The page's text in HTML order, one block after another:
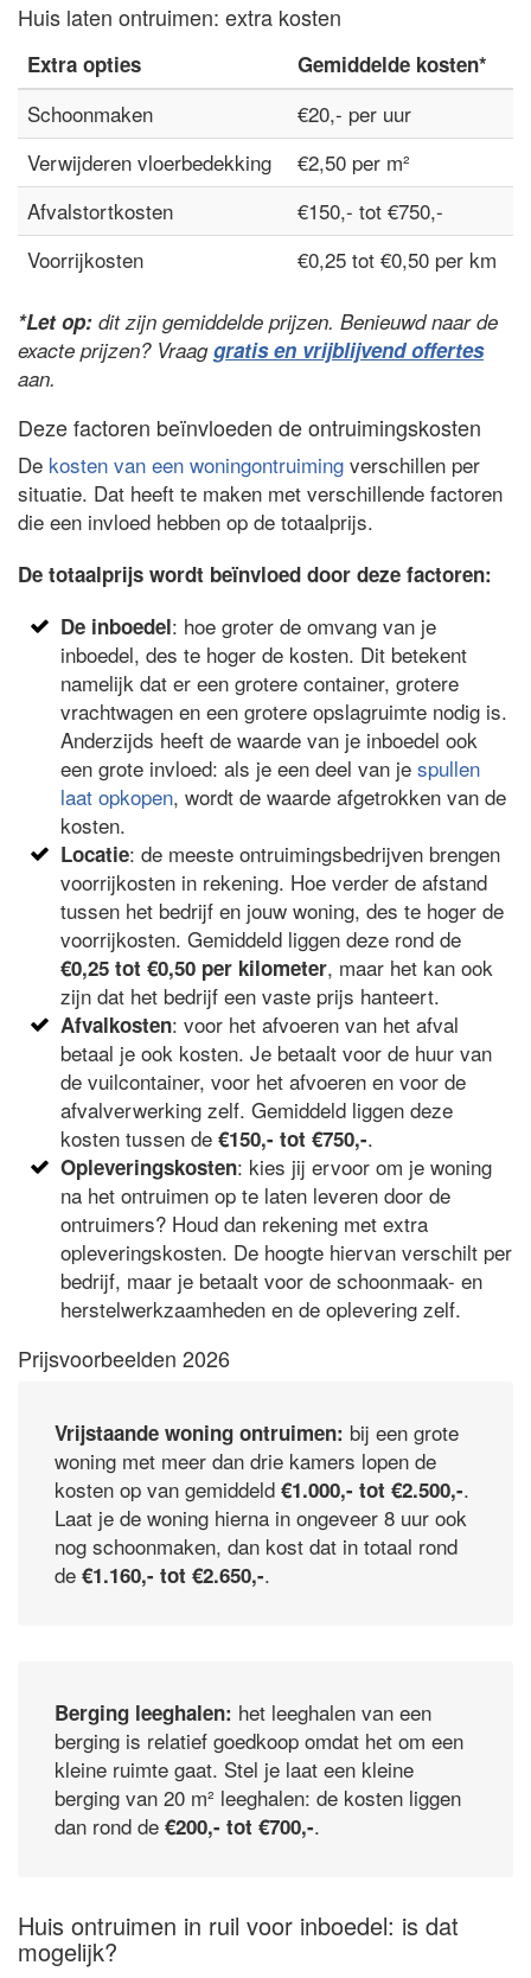
Huis laten ontruimen: extra kosten
Extra opties Gemiddelde kosten*
Schoonmaken
€20,- per uur
Verwijderen vloerbedekking
€2,50 per m²
Afvalstortkosten
€150,- tot €750,-
Voorrijkosten
€0,25 tot €0,50 per km
*Let op: dit zijn gemiddelde prijzen. Benieuwd naar de
exacte prijzen? Vraaggratis en vrijblijvend offertes
aan.
Deze factoren beïnvloeden de ontruimingskosten
De kosten van een woningontruiming verschillen per
situatie. Dat heeft te maken met verschillende factoren
die een invloed hebben op de totaalprijs.
De totaalprijs wordt beïnvloed door deze factoren:
De inboedel: hoe groter de omvang van je
inboedel, des te hoger de kosten. Dit betekent
namelijk dat er een grotere container, grotere
vrachtwagen en een grotere opslagruimte nodig is.
Anderzijds heeft de waarde van je inboedel ook
een grote invloed: als je een deel van jespullen
laat opkopen, wordt de waarde afgetrokken van de
kosten.
Locatie: de meeste ontruimingsbedrijven brengen
voorrijkosten in rekening. Hoe verder de afstand
tussen het bedrijf en jouw woning, des te hoger de
voorrijkosten. Gemiddeld liggen deze rond de
€0,25 tot €0,50 per kilometer, maar het kan ook
zijn dat het bedrijf een vaste prijs hanteert.
Afvalkosten: voor het afvoeren van het afval
betaal je ook kosten. Je betaalt voor de huur van
de vuilcontainer, voor het afvoeren en voor de
afvalverwerking zelf. Gemiddeld liggen deze
kosten tussen de€150,- tot €750,-.
Opleveringskosten: kies jij ervoor om je woning
na het ontruimen op te laten leveren door de
ontruimers? Houd dan rekening met extra
opleveringskosten. De hoogte hiervan verschilt per
bedrijf, maar je betaalt voor de schoonmaak- en
herstelwerkzaamheden en de oplevering zelf.
Prijsvoorbeelden 2026
Vrijstaande woning ontruimen: bij een grote
woning met meer dan drie kamers lopen de
kosten op van gemiddeld €1.000,- tot €2.500,-.
Laat je de woning hierna in ongeveer 8 uur ook
nog schoonmaken, dan kost dat in totaal rond
de €1.160,- tot €2.650,-.
Berging leeghalen: het leeghalen van een
berging is relatief goedkoop omdat het om een
kleine ruimte gaat. Stel je laat een kleine
berging van 20 m² leeghalen: de kosten liggen
dan rond de €200,- tot €700,-.
Huis ontruimen in ruil voor inboedel: is dat
mogelijk?